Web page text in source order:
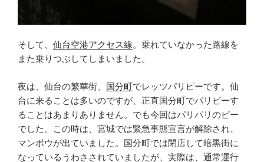
そして、 仙台空港アクセス線。乗れていなかった路線を
また乗りつぶしてしまいました。
夜は、仙台の繁華街、 国分町でレッツパリピーです。仙
台に来ることは多いのですが、正直国分町でパリピーす
ることはあまりありません。でも今回はパリパリのピー
でした。この時は、宮城では緊急事態宣言が解除され、
マンボウが出ていました。国分町では閉店して暗黒街に
なっているうわさされていましたが、実際は、通常運行